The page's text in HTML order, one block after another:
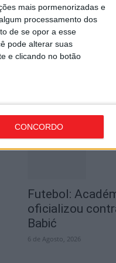
mais pormenorizadas e
processamento dos
de se opor a esse
pode alterar suas
e clicando no botão
CONCORDO
Lamego:
andebol e
Futebol:
oficializou
Babić
6 de Agosto, 2026